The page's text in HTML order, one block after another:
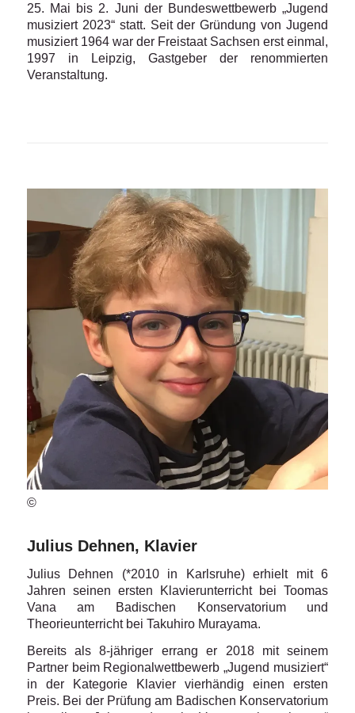
25. Mai bis 2. Juni der Bundeswettbewerb „Jugend
musiziert 2023“ statt. Seit der Gründung von Jugend
musiziert 1964 war der Freistaat Sachsen erst einmal,
1997 in Leipzig, Gastgeber der renommierten
Veranstaltung.
©
Julius Dehnen, Klavier
Julius Dehnen (*2010 in Karlsruhe) erhielt mit 6
Jahren seinen ersten Klavierunterricht bei Toomas
Vana am Badischen Konservatorium und
Theorieunterricht bei Takuhiro Murayama.
Bereits als 8-jähriger errang er 2018 mit seinem
Partner beim Regionalwettbewerb „Jugend musiziert“
in der Kategorie Klavier vierhändig einen ersten
Preis. Bei der Prüfung am Badischen Konservatorium